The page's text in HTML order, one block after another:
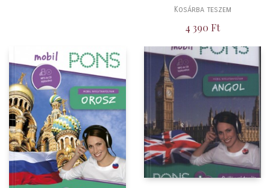
Kosárba teszem
4 390 Ft